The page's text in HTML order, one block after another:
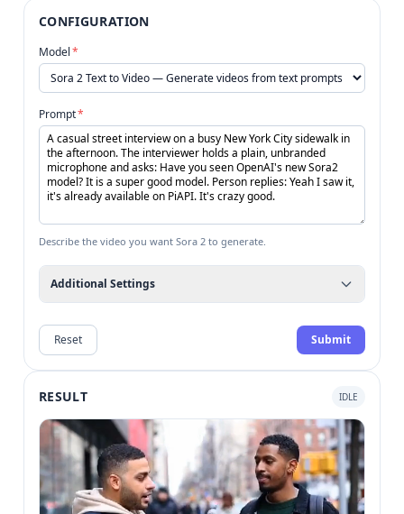
CONFIGURATION
Model*
Prompt*
Describe the video you want Sora 2 to generate.
Additional Settings
Reset Submit
RESULT IDLE